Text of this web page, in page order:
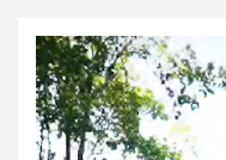
Video
Player